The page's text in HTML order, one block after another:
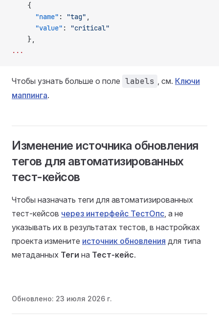
    {
      "name"
: "tag" ,
      "value"
:
"critical"
    },
...
Чтобы узнать больше о поле labels , см. Ключи
маппинга.
Изменение источника обновления
тегов для автоматизированных
тест-кейсов
Чтобы назначать теги для автоматизированных
тест-кейсов через интерфейс ТестОпс, а не
указывать их в результатах тестов, в настройках
проекта измените источник обновления для типа
метаданных Теги на Тест-кейс.
Обновлено: 23 июля 2026 г.